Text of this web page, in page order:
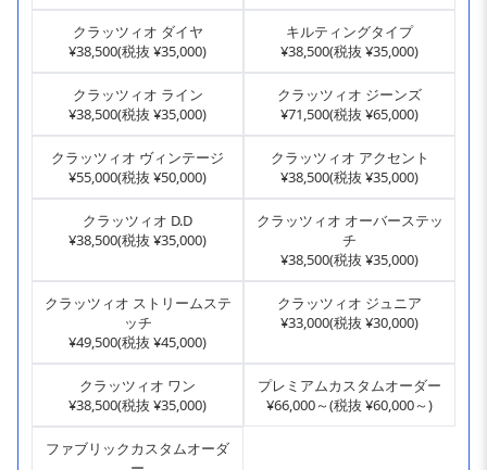
クラッツィオ ダイヤ
¥38,500(税抜 ¥35,000)
キルティングタイプ
¥38,500(税抜 ¥35,000)
クラッツィオ ライン
¥38,500(税抜 ¥35,000)
クラッツィオ ジーンズ
¥71,500(税抜 ¥65,000)
クラッツィオ ヴィンテージ
¥55,000(税抜 ¥50,000)
クラッツィオ アクセント
¥38,500(税抜 ¥35,000)
クラッツィオ D.D
¥38,500(税抜 ¥35,000)
クラッツィオ オーバーステッ
チ
¥38,500(税抜 ¥35,000)
クラッツィオ ストリームステ
ッチ
¥49,500(税抜 ¥45,000)
クラッツィオ ジュニア
¥33,000(税抜 ¥30,000)
クラッツィオ ワン
¥38,500(税抜 ¥35,000)
プレミアムカスタムオーダー
¥66,000～(税抜 ¥60,000～)
ファブリックカスタムオーダ